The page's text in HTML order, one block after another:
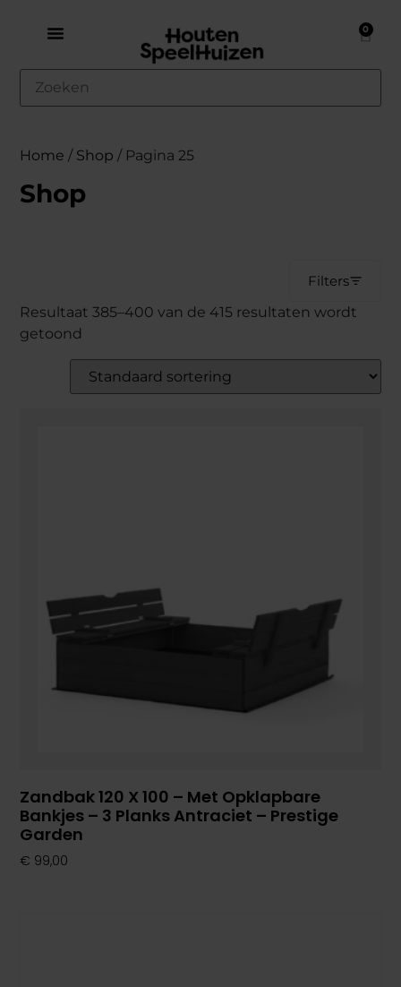
0
Home / Shop / Pagina 25
Shop
Filters
Resultaat 385–400 van de 415 resultaten wordt
getoond
Zandbak 120 X 100 – Met Opklapbare
Bankjes – 3 Planks Antraciet – Prestige
Garden
€ 99,00